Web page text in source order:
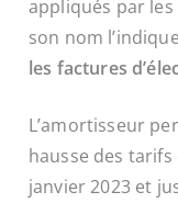
appliqués par les
son nom
les factures
L’amortisseur
hausse des
janvier 2023 et